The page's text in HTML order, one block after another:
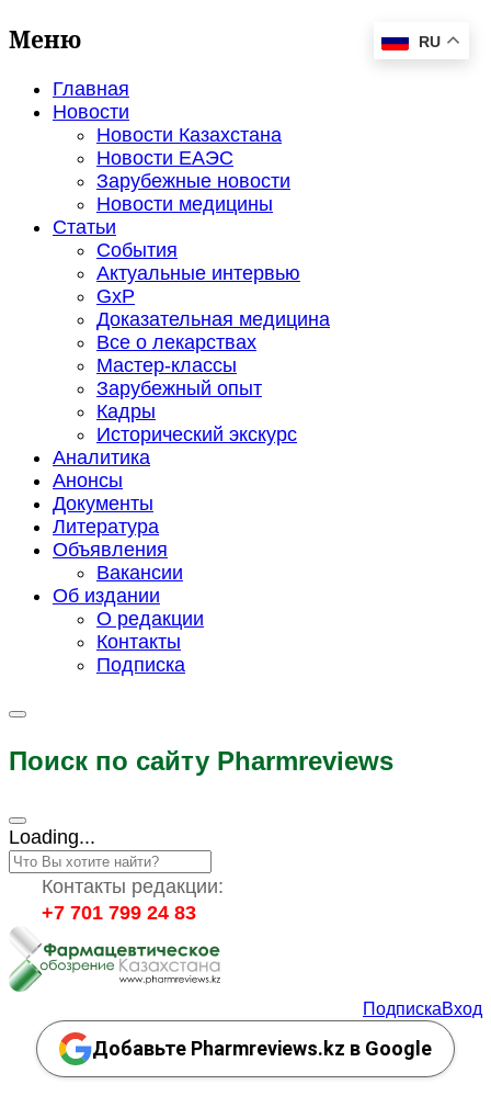
Меню
Главная
Новости
Новости Казахстана
Новости ЕАЭС
Зарубежные новости
Новости медицины
Статьи
События
Актуальные интервью
GxP
Доказательная медицина
Все о лекарствах
Мастер-классы
Зарубежный опыт
Кадры
Исторический экскурс
Аналитика
Анонсы
Документы
Литература
Объявления
Вакансии
Об издании
О редакции
Контакты
Подписка
Поиск по сайту Pharmreviews
Loading...
Контакты редакции:
+7 701 799 24 83
RU
ПодпискаВход
Добавьте Pharmreviews.kz в Google